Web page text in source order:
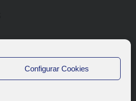
Configurar Cookies